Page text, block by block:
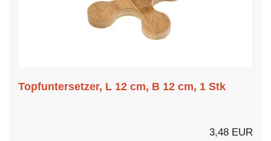
Topfuntersetzer, L 12 cm, B 12 cm, 1 Stk
3,48 EUR